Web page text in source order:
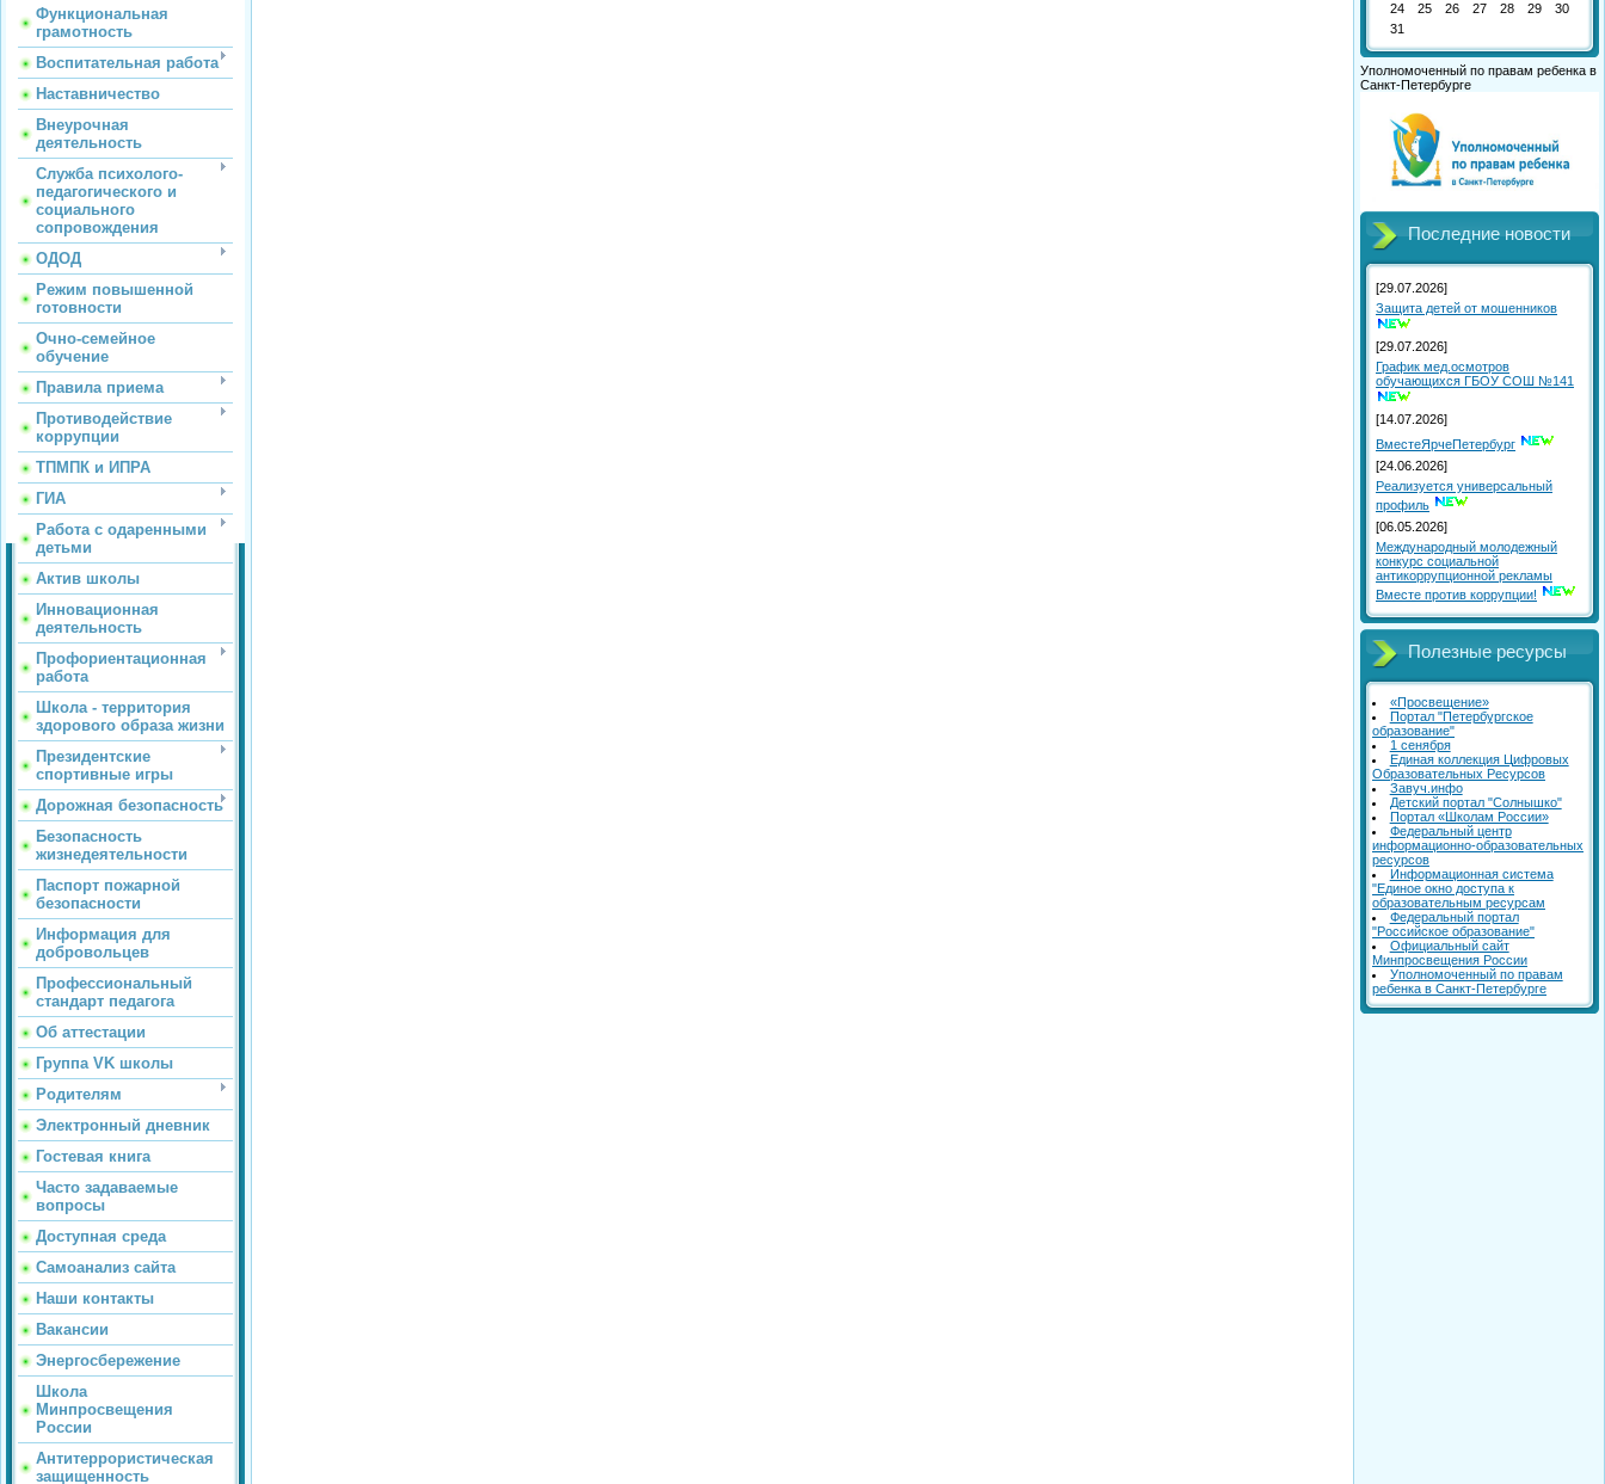
Функциональная
грамотность
Воспитательная работа
Наставничество
Внеурочная
деятельность
Служба психолого-
педагогического и
социального
сопровождения
ОДОД
Режим повышенной
готовности
Очно-семейное
обучение
Правила приема
Противодействие
коррупции
ТПМПК и ИПРА
ГИА
Работа с одаренными
детьми
Актив школы
Инновационная
деятельность
Профориентационная
работа
Школа - территория
здорового образа жизни
Президентские
спортивные игры
Дорожная безопасность
Безопасность
жизнедеятельности
Паспорт пожарной
безопасности
Информация для
добровольцев
Профессиональный
стандарт педагога
Об аттестации
Группа VK школы
Родителям
Электронный дневник
Гостевая книга
Часто задаваемые
вопросы
Доступная среда
Самоанализ сайта
Наши контакты
Вакансии
Энергосбережение
Школа
Минпросвещения
России
Антитеррористическая
защищенность
24
25 26 27 28 29
30
31
Уполномоченный по правам ребенка в
Санкт-Петербурге
Последние новости
[29.07.2026]
Защита детей от мошенников
[29.07.2026]
График мед.осмотров
обучающихся ГБОУ СОШ №141
[14.07.2026]
ВместеЯрчеПетербург
[24.06.2026]
Реализуется универсальный
профиль
[06.05.2026]
Международный молодежный
конкурс социальной
антикоррупционной рекламы
Вместе против коррупции!
Полезные ресурсы
«Просвещение»
Портал "Петербургское
образование"
1 сенября
Единая коллекция Цифровых
Образовательных Ресурсов
Завуч.инфо
Детский портал "Солнышко"
Портал «Школам России»
Федеральный центр
информационно-образовательных
ресурсов
Информационная система
"Единое окно доступа к
образовательным ресурсам
Федеральный портал
"Российское образование"
Официальный сайт
Минпросвещения России
Уполномоченный по правам
ребенка в Санкт-Петербурге